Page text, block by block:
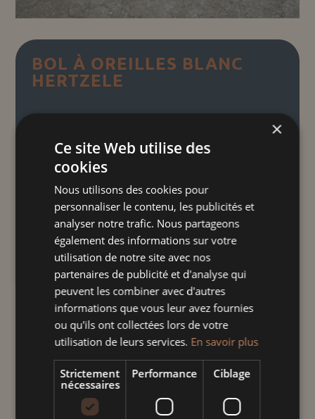
BOL À OREILLES BLANC
HERTZELE
13,00€TTC
Petits cœurs d'Alsace
la main avec soin, allient élégance et
fonctionnalité, offrant des poignées
ergonomiques pour une prise en main
facile et un design unique qui apporte une
touche d'authenticité.
quantité
de
à
oreilles
blanc
Ajouter au panier
×
Ce site Web utilise des
cookies
Nous utilisons des cookies pour
personnaliser le contenu, les publicités et
analyser notre trafic. Nous partageons
également des informations sur votre
utilisation de notre site avec nos
partenaires de publicité et d'analyse qui
peuvent les combiner avec d'autres
informations que vous leur avez fournies
ou qu'ils ont collectées lors de votre
utilisation de leurs services. En savoir plus
Strictement
nécessaires
Performance Ciblage